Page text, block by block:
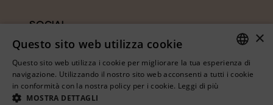
SOCIAL
Tieniti aggiornato sulle ultime novità di
ufficiali.
ITALIAN
×
Questo sito web utilizza cookie
Questo sito web utilizza i cookie per migliorare la tua esperienza di
navigazione. Utilizzando il nostro sito web acconsenti a tutti i cookie
in conformità con la nostra policy per i cookie. Leggi di più
MOSTRA DETTAGLI